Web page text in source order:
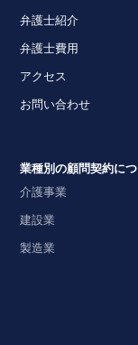
弁護士紹介
弁護士費用
アクセス
お問い合わせ
業種別の顧問契約に
介護事業
建設業
製造業